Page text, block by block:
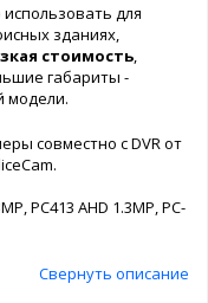
использовать для
зданиях,
стоимость,
габариты -
модели.
совместно с DVR от
PC413 AHD 1.3MP, PC-
Свернуть описание